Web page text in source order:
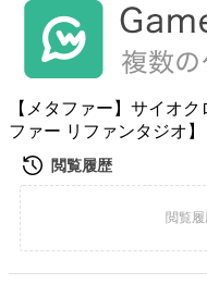
【メタファー】サイオ
ファー リファンタジオ】